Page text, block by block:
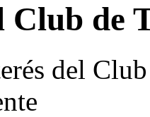
de
del